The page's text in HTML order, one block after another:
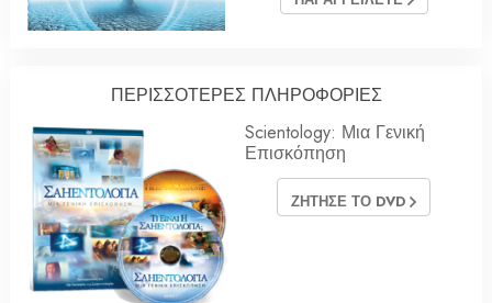
ΠΕΡΙΣΣΟΤΕΡΕΣ ΠΛΗΡΟΦΟΡΙΕΣ
Scientology: Μια Γενική
Επισκόπηση
ΖΗΤΗΣΕ ΤΟ DVD